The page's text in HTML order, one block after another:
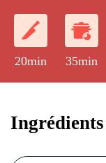
asiatique, la
marient
20min
35min